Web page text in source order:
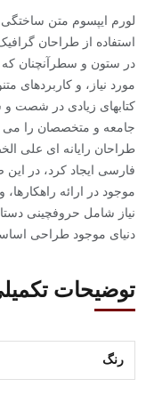
لورم ایپسوم متن ساختگی
استفاده از طراحان
در ستون و سطرآنچنان
مورد نیاز، و کاربردهای
کتابهای زیادی در شصت
جامعه و متخصصان را می
طراحان رایانه ای علی
فارسی ایجاد کرد، در
موجود در ارائه
نیاز شامل حروفچینی
دنیای موجود طراحی
توضیحات
رنگ